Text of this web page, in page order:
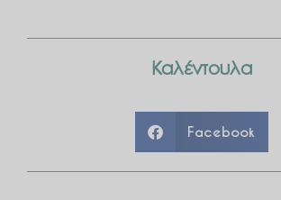
Καλέντουλα
Facebook